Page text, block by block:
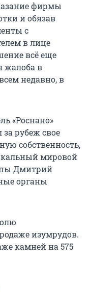
фирмы
и обязав
с
в лице
всё еще
жалоба в
недавно, в
«Роснано»
за рубеж свое
собственность,
мировой
Дмитрий
органы
изумрудов.
камней на 575